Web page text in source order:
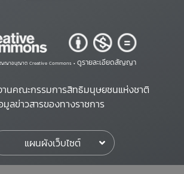
ญญาอนุญาต Creative Commons • ดูรายละเอียดสัญญา
นคณะกรรมการสิทธิมนุษยชนแห่งชาติ
ลข่าวสารของทางราชการ
แผนผังเว็บไซต์